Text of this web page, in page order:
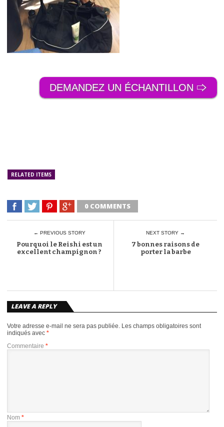
DEMANDEZ UN ÉCHANTILLON 🢥
RELATED ITEMS
0 COMMENTS
← PREVIOUS STORY
Pourquoi le Reishi est un
excellent champignon ?
NEXT STORY →
7 bonnes raisons de
porter la barbe
LEAVE A REPLY
Votre adresse e-mail ne sera pas publiée. Les champs obligatoires sont
indiqués avec *
Commentaire *
Nom *